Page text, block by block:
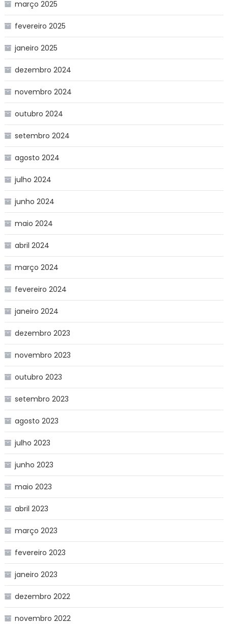
março 2025
fevereiro 2025
janeiro 2025
dezembro 2024
novembro 2024
outubro 2024
setembro 2024
agosto 2024
julho 2024
junho 2024
maio 2024
abril 2024
março 2024
fevereiro 2024
janeiro 2024
dezembro 2023
novembro 2023
outubro 2023
setembro 2023
agosto 2023
julho 2023
junho 2023
maio 2023
abril 2023
março 2023
fevereiro 2023
janeiro 2023
dezembro 2022
novembro 2022